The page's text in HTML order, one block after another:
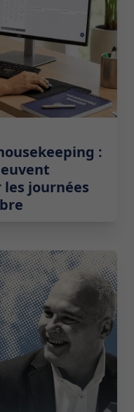
:
journées